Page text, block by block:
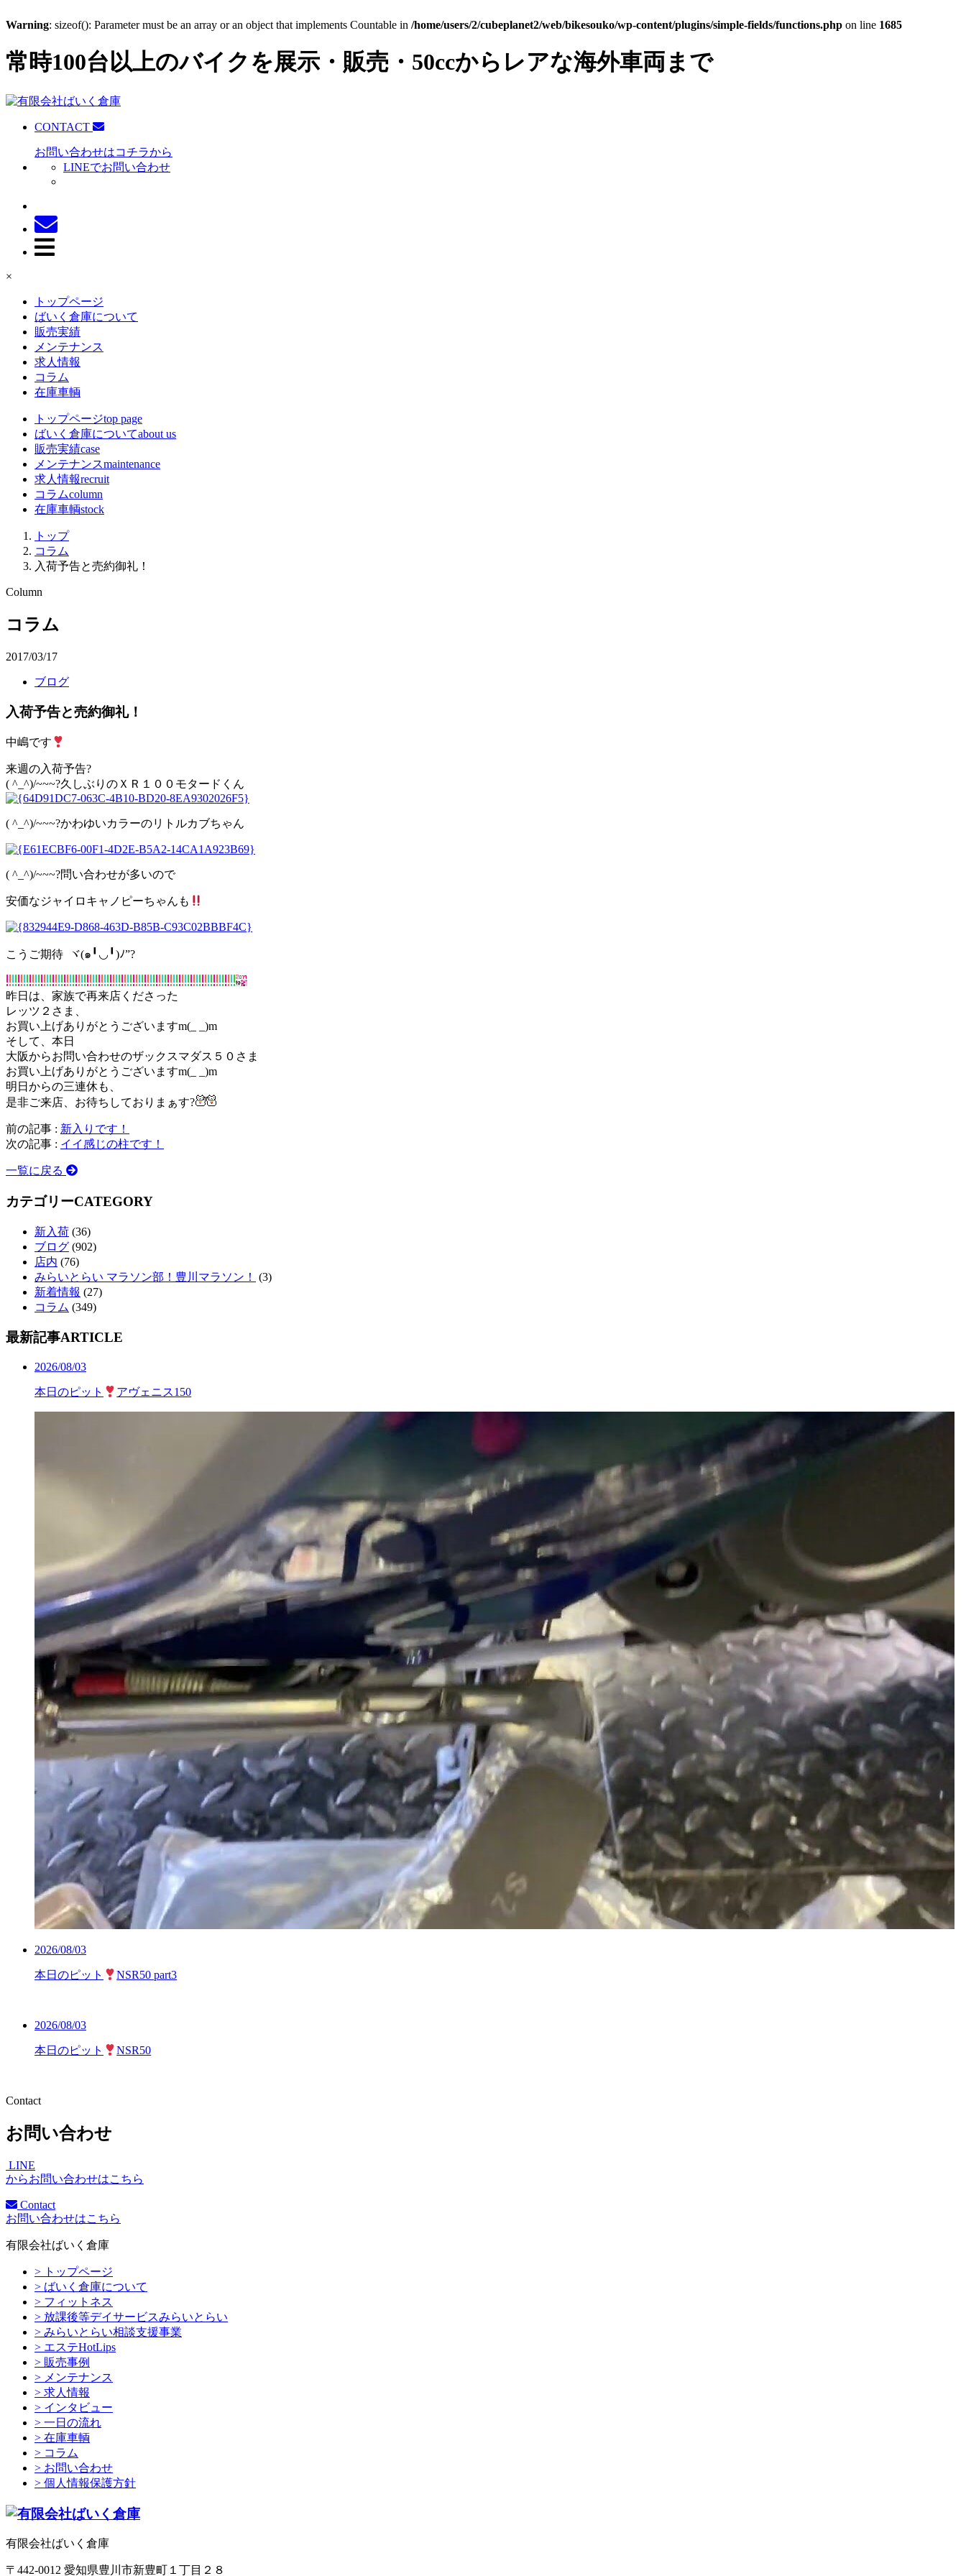
Warning: sizeof(): Parameter must be an array or an object that implements Countable in /home/users/2/cubeplanet2/web/bikesouko/wp-content/plugins/simple-fields/functions.php on line 1685
常時100台以上のバイクを展示・販売・50ccからレアな海外車両まで
CONTACT
お問い合わせはコチラから
LINEでお問い合わせ
×
トップページ
ばいく倉庫について
販売実績
メンテナンス
求人情報
コラム
在庫車輌
トップページtop page
ばいく倉庫についてabout us
販売実績case
メンテナンスmaintenance
求人情報recruit
コラムcolumn
在庫車輌stock
トップ
コラム
入荷予告と売約御礼！
Column
コラム
2017/03/17
ブログ
入荷予告と売約御礼！
中嶋です
来週の入荷予告?
( ^_^)/~~~?久しぶりのＸＲ１００モタードくん
( ^_^)/~~~?かわゆいカラーのリトルカブちゃん
( ^_^)/~~~?問い合わせが多いので
安価なジャイロキャノピーちゃんも
こうご期待 ヾ(๑╹◡╹)ﾉ”?
昨日は、家族で再来店くださった
レッツ２さま、
お買い上げありがとうございますm(_ _)m
そして、本日
大阪からお問い合わせのザックスマダス５０さま
お買い上げありがとうございますm(_ _)m
明日からの三連休も、
是非ご来店、お待ちしておりまぁす?
前の記事 : 新入りです！
次の記事 : イイ感じの柱です！
一覧に戻る
カテゴリーCATEGORY
新入荷 (36)
ブログ (902)
店内 (76)
みらいとらい マラソン部！豊川マラソン！
(3)
新着情報 (27)
コラム (349)
最新記事ARTICLE
2026/08/03
本日のピット アヴェニス150
2026/08/03
本日のピット NSR50 part3
2026/08/03
本日のピット NSR50
Contact
お問い合わせ
LINE
からお問い合わせはこちら
Contact
お問い合わせはこちら
有限会社ばいく倉庫
> トップページ
> ばいく倉庫について
> フィットネス
> 放課後等デイサービスみらいとらい
> みらいとらい相談支援事業
> エステHotLips
> 販売事例
> メンテナンス
> 求人情報
> インタビュー
> 一日の流れ
> 在庫車輌
> コラム
> お問い合わせ
> 個人情報保護方針
有限会社ばいく倉庫
〒442-0012 愛知県豊川市新豊町１丁目２８